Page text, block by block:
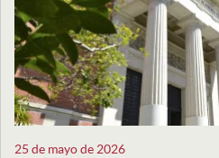
25 de mayo de 2026